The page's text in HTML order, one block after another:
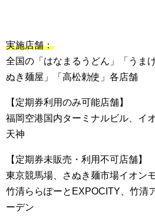
実施店舗：
全国の「はなまるうどん」「うま
ぬき麺屋」「高松勅使」各店舗
【定期券利用のみ可能店舗】
福岡空港国内ターミナルビル、イ
天神
【定期券未販売・利用不可店舗】
東京競馬場、さぬき麺市場イオン
竹清ららぽーとEXPOCITY、竹清
ーデン